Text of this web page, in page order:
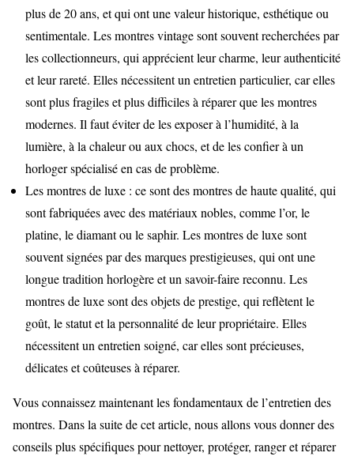
plus de 20 ans, et qui ont une valeur historique, esthétique ou
sentimentale. Les montres vintage sont souvent recherchées par
les collectionneurs, qui apprécient leur charme, leur authenticité
et leur rareté. Elles nécessitent un entretien particulier, car elles
sont plus fragiles et plus difficiles à réparer que les montres
modernes. Il faut éviter de les exposer à l’humidité, à la
lumière, à la chaleur ou aux chocs, et de les confier à un
horloger spécialisé en cas de problème.
Les montres de luxe : ce sont des montres de haute qualité, qui
sont fabriquées avec des matériaux nobles, comme l’or, le
platine, le diamant ou le saphir. Les montres de luxe sont
souvent signées par des marques prestigieuses, qui ont une
longue tradition horlogère et un savoir-faire reconnu. Les
montres de luxe sont des objets de prestige, qui reflètent le
goût, le statut et la personnalité de leur propriétaire. Elles
nécessitent un entretien soigné, car elles sont précieuses,
délicates et coûteuses à réparer.
Vous connaissez maintenant les fondamentaux de l’entretien des
montres. Dans la suite de cet article, nous allons vous donner des
conseils plus spécifiques pour nettoyer, protéger, ranger et réparer